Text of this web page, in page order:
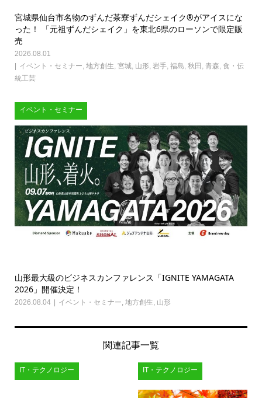
宮城県仙台市名物のずんだ茶寮ずんだシェイク®がアイスにな
った！ 「元祖ずんだシェイク」を東北6県のローソンで限定販
売
2026.08.01
イベント・セミナー, 地方創生, 宮城, 山形, 岩手, 福島, 秋田 , 青森, 食・伝
統工芸
イベント・セミナー
山形最大級のビジネスカンファレンス「IGNITE YAMAGATA
2026」開催決定！
2026.08.04 イベント・セミナー, 地方創生, 山形
関連記事一覧
IT・テクノロジー IT・テクノロジー